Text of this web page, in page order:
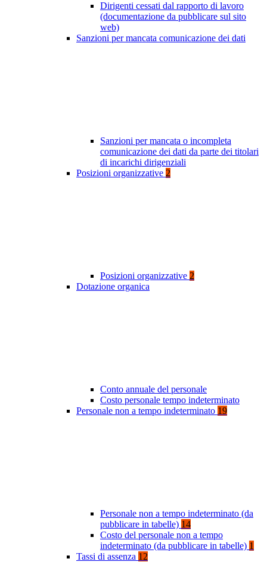
Dirigenti cessati dal rapporto di lavoro
(documentazione da pubblicare sul sito
web)
Sanzioni per mancata comunicazione dei dati
Sanzioni per mancata o incompleta
comunicazione dei dati da parte dei titolari
di incarichi dirigenziali
Posizioni organizzative 2
Posizioni organizzative 2
Dotazione organica
Conto annuale del personale
Costo personale tempo indeterminato
Personale non a tempo indeterminato 19
Personale non a tempo indeterminato (da
pubblicare in tabelle) 14
Costo del personale non a tempo
indeterminato (da pubblicare in tabelle) 1
Tassi di assenza 12